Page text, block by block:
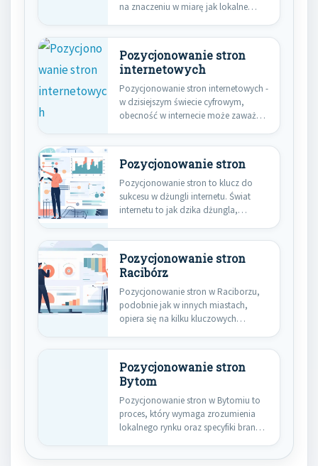
na znaczeniu w miarę jak lokalne
Pozycjonowanie stron
internetowych
Pozycjonowanie stron internetowych -
w dzisiejszym świecie cyfrowym,
obecność w internecie może zaważyć
Pozycjonowanie stron
Pozycjonowanie stron to klucz do
sukcesu w dżungli internetu. Świat
internetu to jak dzika dżungla,…
Pozycjonowanie stron
Racibórz
Pozycjonowanie stron w Raciborzu,
podobnie jak w innych miastach,
opiera się na kilku kluczowych
Pozycjonowanie stron
Bytom
Pozycjonowanie stron w Bytomiu to
proces, który wymaga zrozumienia
lokalnego rynku oraz specyfiki branży.